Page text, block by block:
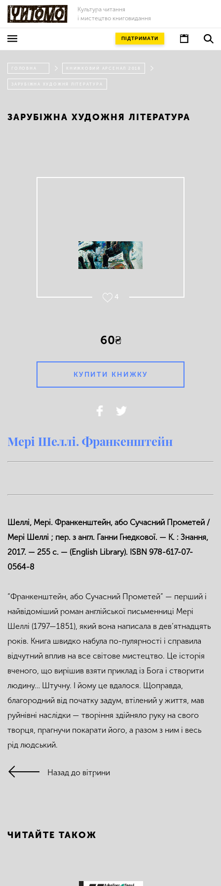
Культура читання
і мистецтво книговидання
ПІДТРИМАТИ
ГОЛОВНА КНИЖКОВИЙ АРСЕНАЛ 2018
ЗАРУБІЖНА ХУДОЖНЯ ЛІТЕРАТУРА
ЗАРУБІЖНА ХУДОЖНЯ ЛІТЕРАТУРА
4
60₴
КУПИТИ КНИЖКУ
Мері Шеллі. Франкенштейн
Шеллі, Мері. Франкенштейн, або Сучасний Прометей /
Мері Шеллі ; пер. з англ. Ганни Гнедкової. — К. : Знання,
2017. — 255 с. — (English Library). ISBN 978-617-07-
0564-8
“Франкенштейн, або Сучасний Прометей” — перший і
найвідоміший роман англійської письменниці Мері
Шеллі (1797—1851), який вона написала в дев’ятнадцять
років. Книга швидко набула по-пулярності і справила
відчутний вплив на все світове мистецтво. Це історія
вченого, що вирішив взяти приклад із Бога і створити
людину… Штучну. І йому це вдалося. Щоправда,
благородний від початку задум, втілений у життя, мав
руйнівні наслідки — творіння здійняло руку на свого
творця, прагнучи покарати його, а разом з ним і весь
рід людський.
Назад до вітрини
ЧИТАЙТЕ ТАКОЖ